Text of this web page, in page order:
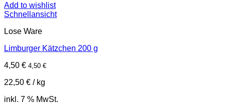
Add to wishlist
Schnellansicht
Lose Ware
Limburger Kätzchen 200 g
4,50 € 4,50 €
22,50 € / kg
inkl. 7 % MwSt.